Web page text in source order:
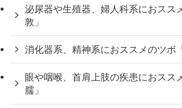
泌尿器や生殖器、婦人科系におスス
敦」
消化器系、精神系におススメのツボ
眼や咽喉、首肩上肢の疾患におスス
臑」